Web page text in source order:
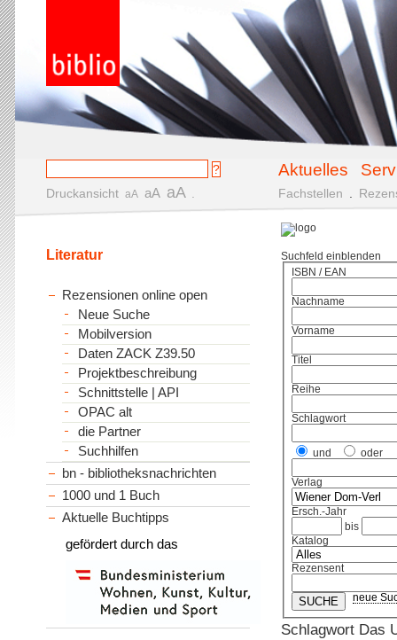
Aktuelles
Druckansicht aA aA aA Fachstellen
Suchfeld einblenden
ISBN / EAN
Nachname
Vorname
Titel
Reihe
Schlagwort
und oder
Verlag
Ersch.-Jahr
bis
Katalog
Rezensent
neue
Schlagwort
Literatur
Rezensionen online open
Neue Suche
Mobilversion
Daten ZACK Z39.50
Projektbeschreibung
Schnittstelle | API
OPAC alt
die Partner
Suchhilfen
bn - bibliotheksnachrichten
1000 und 1 Buch
Aktuelle Buchtipps
gefördert durch das